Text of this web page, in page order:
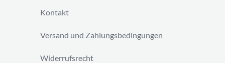
Kontakt
Versand und Zahlungsbedingungen
Widerrufsrecht